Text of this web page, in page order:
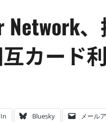
カード
Bluesky メール